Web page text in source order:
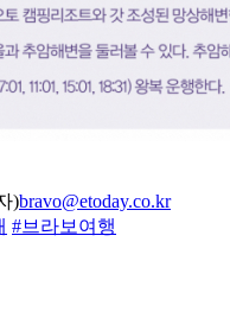
)bravo@etoday.co.kr
#브라보여행